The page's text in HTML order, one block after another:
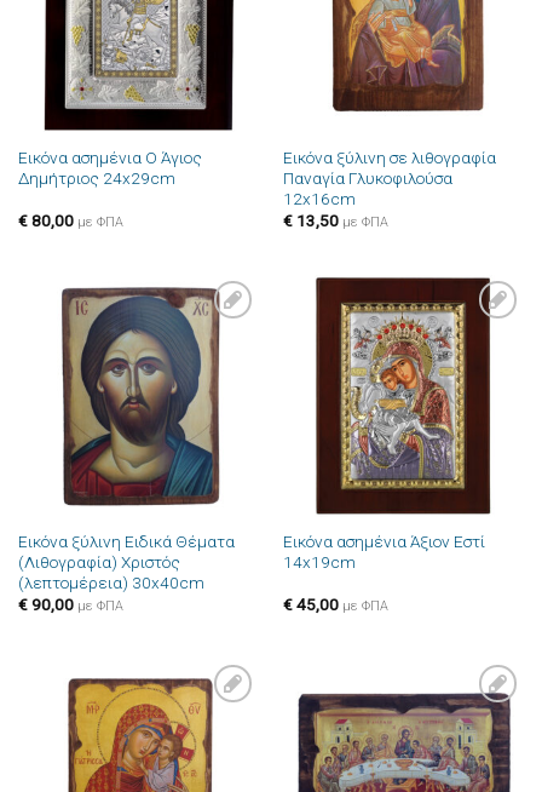
Εικόνα ασημένια Ο Άγιος
Δημήτριος 24x29cm
€80,00 με ΦΠΑ
Εικόνα ξύλινη σε λιθογραφία
Παναγία Γλυκοφιλούσα
12x16cm
€13,50 με ΦΠΑ
Πρόσθήκη
στην λίστα
επιθυμιών
Εικόνα ξύλινη Ειδικά Θέματα
(Λιθογραφία) Χριστός
(λεπτομέρεια) 30x40cm
€90,00 με ΦΠΑ
Πρόσθήκη
στην λίστα
επιθυμιών
Εικόνα ασημένια Άξιον Εστί
14x19cm
€45,00 με ΦΠΑ
Πρόσθήκη
στην λίστα
επιθυμιών
Πρόσθήκη
στην λίστα
επιθυμιών